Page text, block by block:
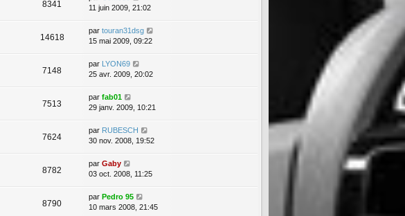
8341
11 juin 2009, 21:02
14618
par touran31dsg
15 mai 2009, 09:22
7148
par LYON69
25 avr. 2009, 20:02
7513
par fab01
29 janv. 2009, 10:21
7624
par RUBESCH
30 nov. 2008, 19:52
8782
par Gaby
03 oct. 2008, 11:25
8790
par Pedro 95
10 mars 2008, 21:45